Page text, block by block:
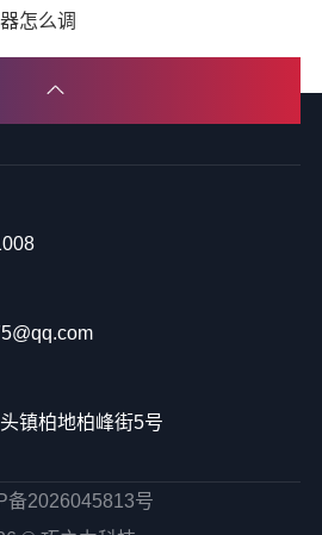
怎么调
镇柏地柏峰街5号
备2026045813号